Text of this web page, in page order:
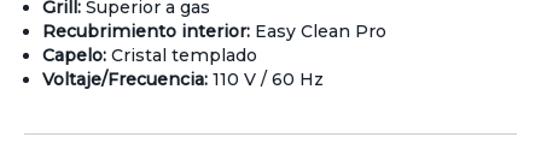
Grill: Superior a gas
Recubrimiento interior: Easy Clean Pro
Capelo: Cristal templado
Voltaje/Frecuencia: 110 V / 60 Hz